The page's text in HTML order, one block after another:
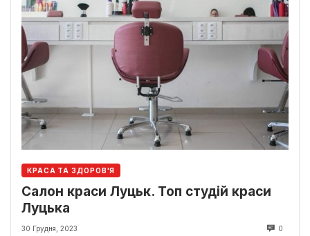
КРАСА ТА ЗДОРОВ'Я
Салон краси Луцьк. Топ студій краси
Луцька
30 Грудня, 2023 0